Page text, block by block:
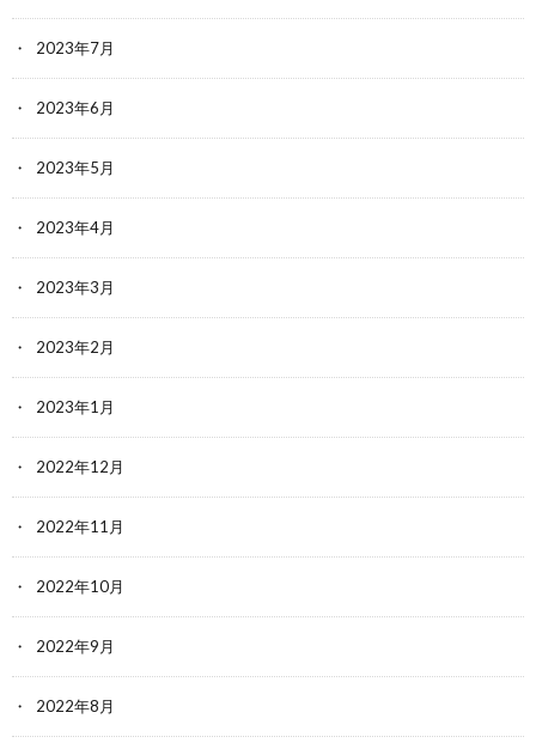
2023年7月
2023年6月
2023年5月
2023年4月
2023年3月
2023年2月
2023年1月
2022年12月
2022年11月
2022年10月
2022年9月
2022年8月